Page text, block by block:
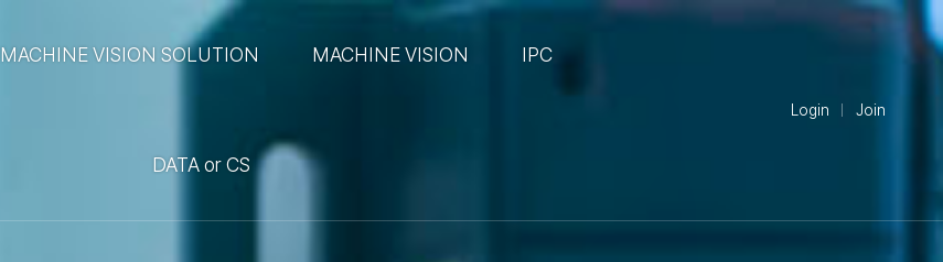
MACHINE VISION SOLUTION MACHINE VISION IPC
DATA or CS
Login Join